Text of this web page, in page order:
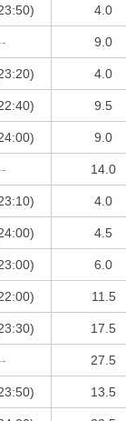
4.0
9.0
4.0
9.5
9.0
14.0
4.0
4.5
6.0
11.5
17.5
27.5
13.5